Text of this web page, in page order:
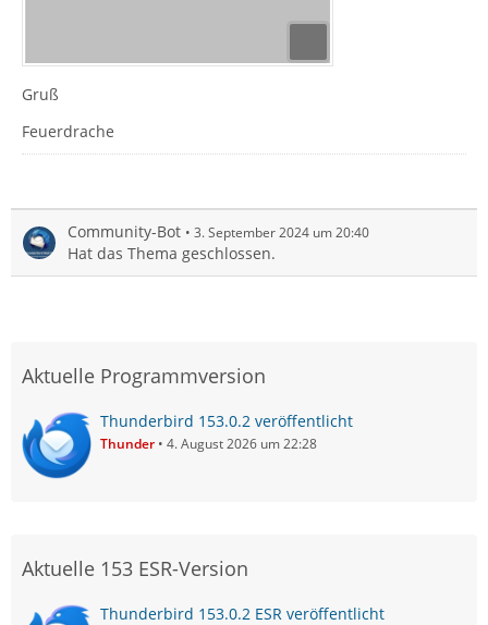
Gruß
Feuerdrache
Community-Bot 3. September 2024 um 20:40
Hat das Thema geschlossen.
Aktuelle Programmversion
Thunderbird 153.0.2 veröffentlicht
Thunder 4. August 2026 um 22:28
Aktuelle 153 ESR-Version
Thunderbird 153.0.2 ESR veröffentlicht